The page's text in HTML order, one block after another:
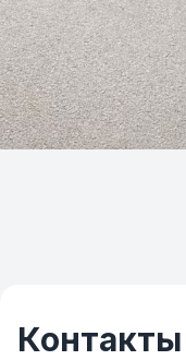
Контакты